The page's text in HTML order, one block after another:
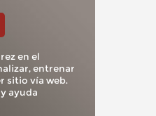
en el
entrenar
sitio vía web.
ayuda